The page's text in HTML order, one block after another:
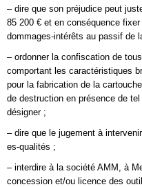
– dire que son préjudice peut
85 200 € et en conséquence
dommages-intérêts au passif de
– ordonner la confiscation de
comportant les caractéristiques
pour la fabrication de la
de destruction en présence de
désigner ;
– dire que le jugement à
es-qualités ;
– interdire à la société AMM, à
concession et/ou licence des